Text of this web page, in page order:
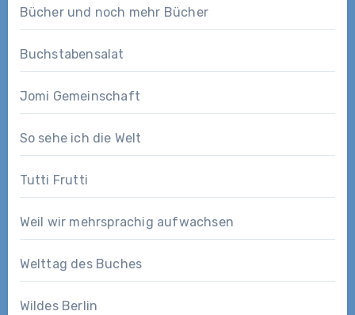
Bücher und noch mehr Bücher
Buchstabensalat
Jomi Gemeinschaft
So sehe ich die Welt
Tutti Frutti
Weil wir mehrsprachig aufwachsen
Welttag des Buches
Wildes Berlin